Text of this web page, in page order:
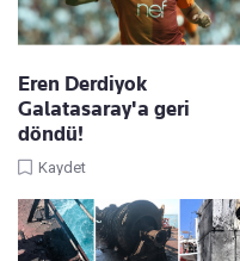
Eren Derdiyok
Galatasaray'a geri
döndü!
Kaydet